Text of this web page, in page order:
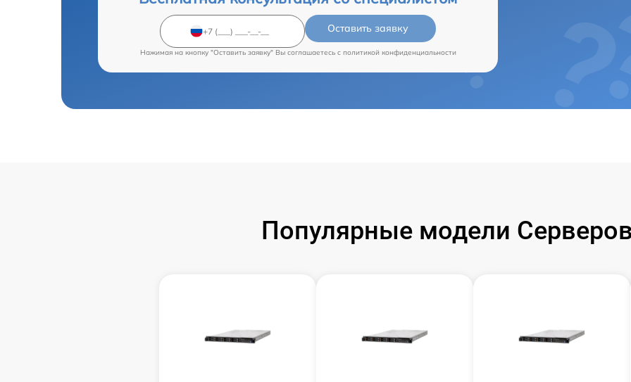
Оставить заявку
Нажимая на кнопку "Оставить заявку" Вы соглашаетесь c политикой конфиденциальности
Популярные модели